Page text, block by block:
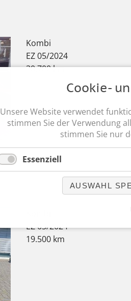
Kombi
EZ 05/2024
30.700 km
EZ 03/2024
19.500 km
Cookie-
Unsere Website verwendet
stimmen Sie der Verwendung
stimmen Sie nur
Essenziell
AUSWAHL